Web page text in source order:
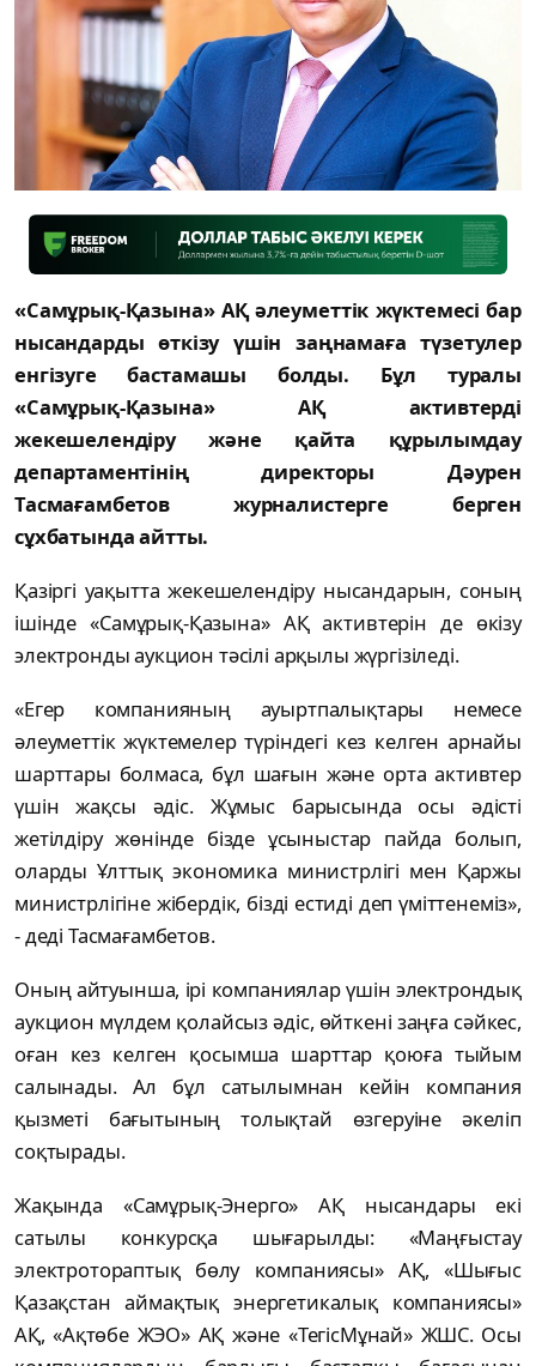
«Самұрық-Қазына» АҚ әлеуметтік жүктемесі бар
нысандарды өткізу үшін заңнамаға түзетулер
енгізуге бастамашы болды. Бұл туралы
«Самұрық-Қазына» АҚ активтерді
жекешелендіру және қайта құрылымдау
департаментінің директоры Дәурен
Тасмағамбетов журналистерге берген
сұхбатында айтты.
Қазіргі уақытта жекешелендіру нысандарын, соның
ішінде «Самұрық-Қазына» АҚ активтерін де өкізу
электронды аукцион тәсілі арқылы жүргізіледі.
«Егер компанияның ауыртпалықтары немесе
әлеуметтік жүктемелер түріндегі кез келген арнайы
шарттары болмаса, бұл шағын және орта активтер
үшін жақсы әдіс. Жұмыс барысында осы әдісті
жетілдіру жөнінде бізде ұсыныстар пайда болып,
оларды Ұлттық экономика министрлігі мен Қаржы
министрлігіне жібердік, бізді естиді деп үміттенеміз»,
- деді Тасмағамбетов.
Оның айтуынша, ірі компаниялар үшін электрондық
аукцион мүлдем қолайсыз әдіс, өйткені заңға сәйкес,
оған кез келген қосымша шарттар қоюға тыйым
салынады. Ал бұл сатылымнан кейін компания
қызметі бағытының толықтай өзгеруіне әкеліп
соқтырады.
Жақында «Самұрық-Энерго» АҚ нысандары екі
сатылы конкурсқа шығарылды: «Маңғыстау
электротораптық бөлу компаниясы» АҚ, «Шығыс
Қазақстан аймақтық энергетикалық компаниясы»
АҚ, «Ақтөбе ЖЭО» АҚ және «ТегісМұнай» ЖШС. Осы